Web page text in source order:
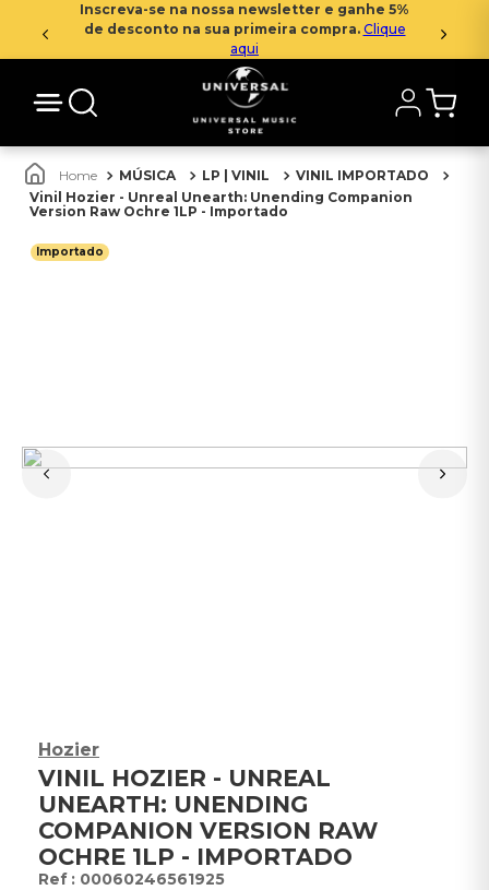
Inscreva-se na nossa newsletter e ganhe 5%
de desconto na sua primeira compra. Clique
aqui
MÚSICA LP | VINIL
VINIL IMPORTADO
Vinil Hozier - Unreal Unearth: Unending Companion
Version Raw Ochre 1LP - Importado
Importado
Hozier
VINIL HOZIER - UNREAL
UNEARTH: UNENDING
COMPANION VERSION RAW
OCHRE 1LP - IMPORTADO
: 00060246561925